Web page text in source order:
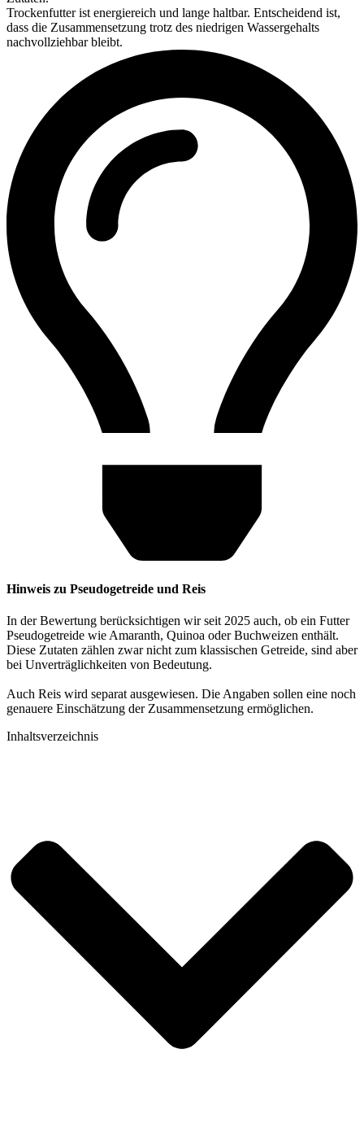
Trockenfutter ist energiereich und lange haltbar. Entscheidend ist,
dass die Zusammensetzung trotz des niedrigen Wassergehalts
nachvollziehbar bleibt.
Hinweis zu Pseudogetreide und Reis
In der Bewertung berücksichtigen wir seit 2025 auch, ob ein Futter
Pseudogetreide wie Amaranth, Quinoa oder Buchweizen enthält.
Diese Zutaten zählen zwar nicht zum klassischen Getreide, sind aber
bei Unverträglichkeiten von Bedeutung.
Auch Reis wird separat ausgewiesen. Die Angaben sollen eine noch
genauere Einschätzung der Zusammensetzung ermöglichen.
Inhaltsverzeichnis​